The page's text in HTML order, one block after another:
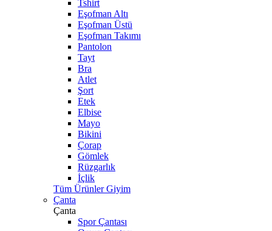
Tshirt
Eşofman Altı
Eşofman Üstü
Eşofman Takımı
Pantolon
Tayt
Bra
Atlet
Şort
Etek
Elbise
Mayo
Bikini
Çorap
Gömlek
Rüzgarlık
İçlik
Tüm Ürünler Giyim
Çanta
Çanta
Spor Çantası